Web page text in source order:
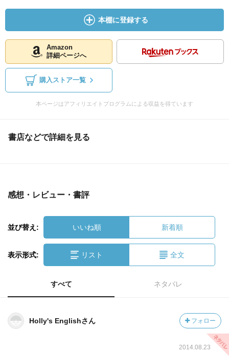
本棚に登録する
Amazon
詳細ページへ
購入ストア一覧
本ページはアフィリエイトプログラムによる収益を得ています
書店などで詳細を見る
感想・レビュー・書評
並び替え: いいね順 新着順
表示形式: リスト 全文
すべて ネタバレ
Holly's Englishさん フォロー
2014.08.23